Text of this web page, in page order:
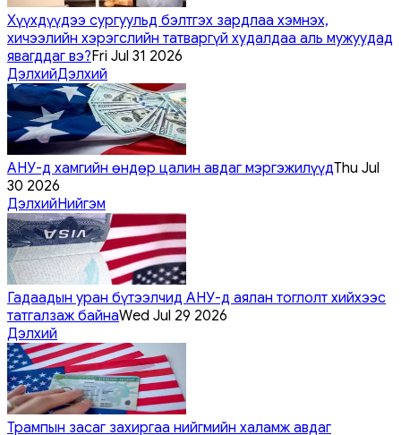
Хүүхдүүдээ сургуульд бэлтгэх зардлаа хэмнэх,
хичээлийн хэрэгслийн татваргүй худалдаа аль мужуудад
явагддаг вэ?Fri Jul 31 2026
ДэлхийДэлхий
АНУ-д хамгийн өндөр цалин авдаг мэргэжилүүдThu Jul
30 2026
ДэлхийНийгэм
Гадаадын уран бүтээлчид АНУ-д аялан тоглолт хийхээс
татгалзаж байнаWed Jul 29 2026
Дэлхий
Трампын засаг захиргаа нийгмийн халамж авдаг